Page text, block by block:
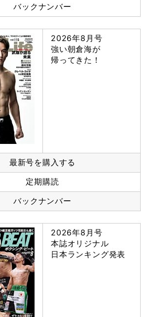
バックナンバー
2026年8月号
強い朝倉海が
帰ってきた！
最新号を購入する
定期購読
バックナンバー
2026年8月号
本誌オリジナル
日本ランキング発表